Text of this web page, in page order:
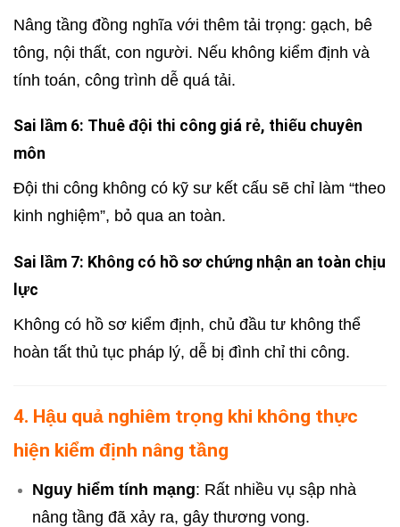
Nâng tầng đồng nghĩa với thêm tải trọng: gạch, bê
tông, nội thất, con người. Nếu không kiểm định và
tính toán, công trình dễ quá tải.
Sai lầm 6: Thuê đội thi công giá rẻ, thiếu chuyên
môn
Đội thi công không có kỹ sư kết cấu sẽ chỉ làm “theo
kinh nghiệm”, bỏ qua an toàn.
Sai lầm 7: Không có hồ sơ chứng nhận an toàn chịu
lực
Không có hồ sơ kiểm định, chủ đầu tư không thể
hoàn tất thủ tục pháp lý, dễ bị đình chỉ thi công.
4. Hậu quả nghiêm trọng khi không thực
hiện kiểm định nâng tầng
Nguy hiểm tính mạng: Rất nhiều vụ sập nhà
nâng tầng đã xảy ra, gây thương vong.